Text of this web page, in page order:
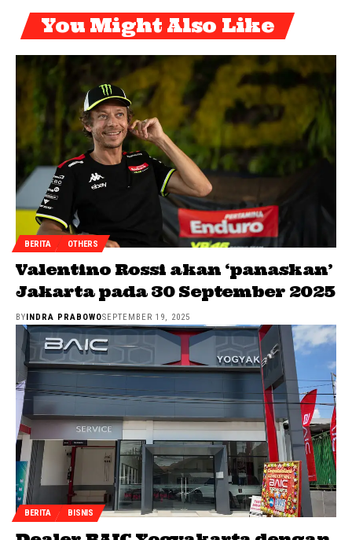
You Might Also Like
BERITA OTHERS
Valentino Rossi akan ‘panaskan’
Jakarta pada 30 September 2025
BY INDRA PRABOWOSEPTEMBER 19, 2025
BERITA BISNIS